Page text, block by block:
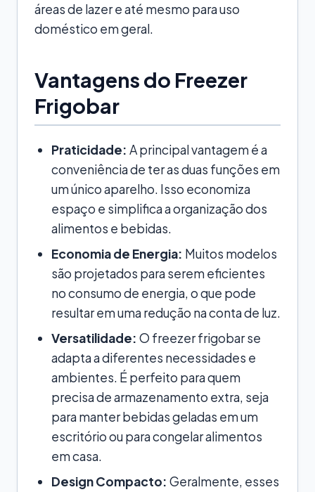
áreas de lazer e até mesmo para uso
doméstico em geral.
Vantagens do Freezer
Frigobar
Praticidade: A principal vantagem é a
conveniência de ter as duas funções em
um único aparelho. Isso economiza
espaço e simplifica a organização dos
alimentos e bebidas.
Economia de Energia: Muitos modelos
são projetados para serem eficientes
no consumo de energia, o que pode
resultar em uma redução na conta de luz.
Versatilidade: O freezer frigobar se
adapta a diferentes necessidades e
ambientes. É perfeito para quem
precisa de armazenamento extra, seja
para manter bebidas geladas em um
escritório ou para congelar alimentos
em casa.
Design Compacto: Geralmente, esses